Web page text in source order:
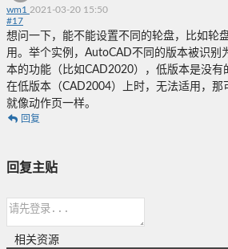
wm1 2021-03-20 15:50
#17
想问一下，能不能设置不同的轮盘，比如轮
用。举个实例，AutoCAD不同的版本被识别
本的功能（比如CAD2020），低版本是没有
在低版本（CAD2004）上时，无法适用，那
就像动作页一样。
回复
回复主贴
相关资源